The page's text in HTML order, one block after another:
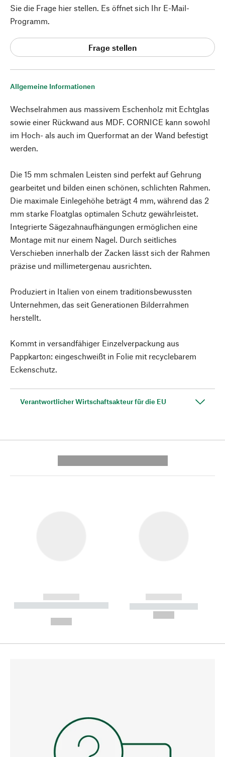
Allgemeine Informationen
Wechselrahmen aus massivem Eschenholz mit Echtglas
sowie einer Rückwand aus MDF. CORNICE kann sowohl
im Hoch- als auch im Querformat an der Wand befestigt
werden.
Die 15 mm schmalen Leisten sind perfekt auf Gehrung
gearbeitet und bilden einen schönen, schlichten Rahmen.
Die maximale Einlegehöhe beträgt 4 mm, während das 2
mm starke Floatglas optimalen Schutz gewährleistet.
Integrierte Sägezahnaufhängungen ermöglichen eine
Montage mit nur einem Nagel. Durch seitliches
Verschieben innerhalb der Zacken lässt sich der Rahmen
präzise und millimetergenau ausrichten.
Produziert in Italien von einem traditionsbewussten
Unternehmen, das seit Generationen Bilderrahmen
herstellt.
Kommt in versandfähiger Einzelverpackung aus
Pappkarton: eingeschweißt in Folie mit recyclebarem
Eckenschutz.
Verantwortlicher Wirtschaftsakteur für die EU
Sie die Frage hier stellen. Es öffnet sich Ihr E-Mail-
Programm.
Frage stellen
------------
----------- ----------- --------
------------
----------- -----------